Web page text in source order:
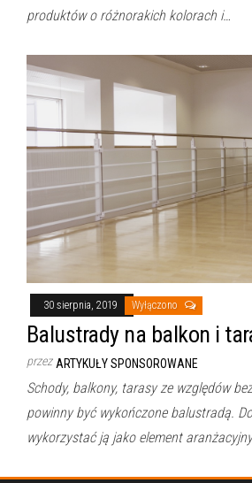
produktów o różnorakich kolorach i…
30 sierpnia, 2019 Wyłączono
Balustrady na balkon i
przez ARTYKUŁY SPONSOROWANE
Schody, balkony, tarasy ze względów
powinny być wykończone balustradą.
wykorzystać ją jako element